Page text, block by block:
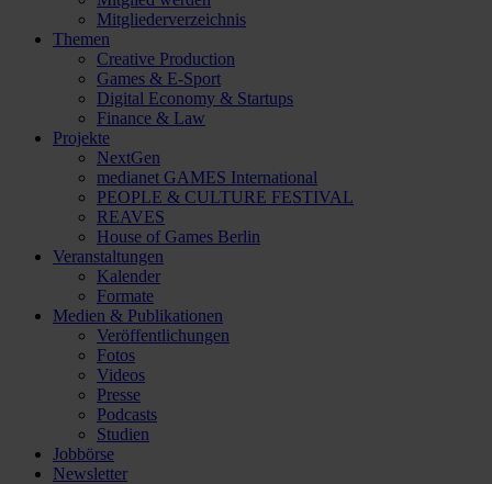
Mitgliederverzeichnis
Themen
Creative Production
Games & E-Sport
Digital Economy & Startups
Finance & Law
Projekte
NextGen
medianet GAMES International
PEOPLE & CULTURE FESTIVAL
REAVES
House of Games Berlin
Veranstaltungen
Kalender
Formate
Medien & Publikationen
Veröffentlichungen
Fotos
Videos
Presse
Podcasts
Studien
Jobbörse
Newsletter